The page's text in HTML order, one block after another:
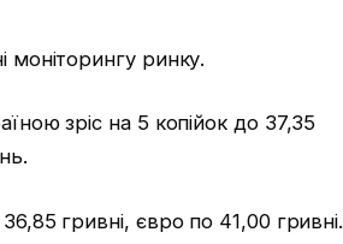
моніторингу ринку.
зріс на 5 копійок до 37,35
гривні, євро по 41,00 гривні.